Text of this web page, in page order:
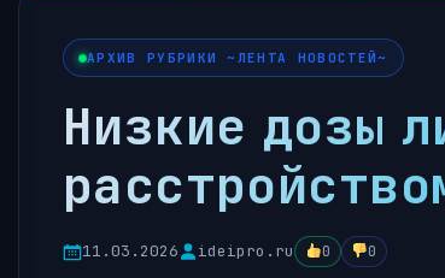
АРХИВ РУБРИКИ ~ЛЕНТА НОВОСТЕЙ~
Низкие дозы
11.03.2026 ideipro.ru 0 0